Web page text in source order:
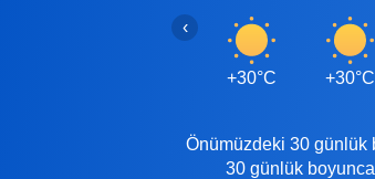
+30°C +30°C
‹
Önümüzdeki 30 günlük
30 günlük boyunca